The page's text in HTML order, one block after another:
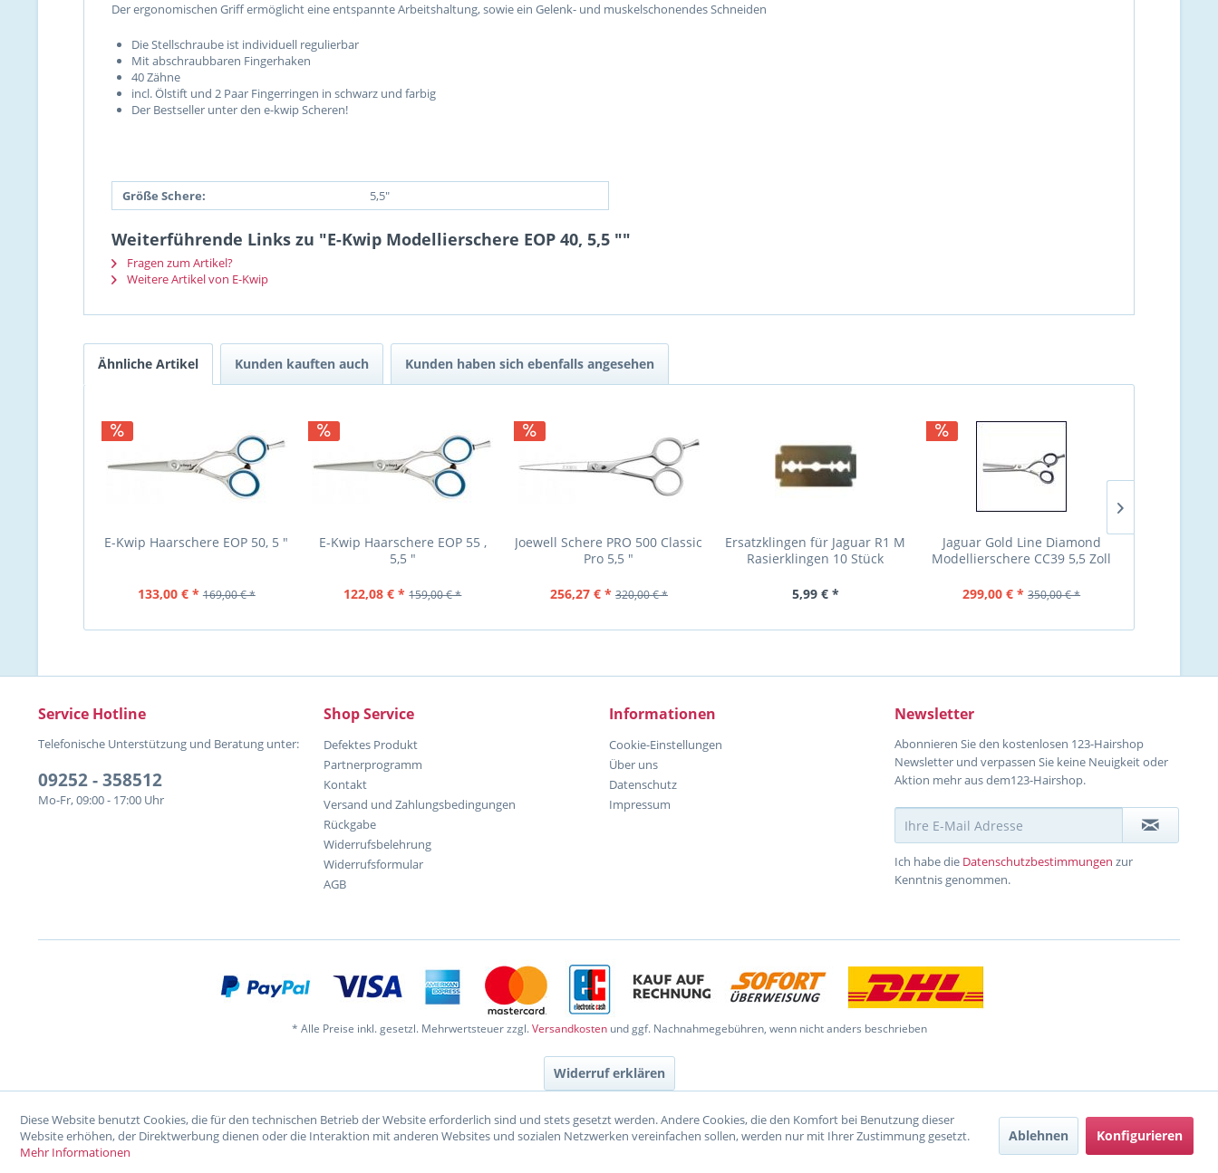
Der ergonomischen Griff ermöglicht eine entspannte Arbeitshaltung, sowie ein Gelenk- und muskelschonendes Schneiden
Die Stellschraube ist individuell regulierbar
Mit abschraubbaren Fingerhaken
40 Zähne
incl. Ölstift und 2 Paar Fingerringen in schwarz und farbig
Der Bestseller unter den e-kwip Scheren!
Größe Schere: 5,5"
Weiterführende Links zu "E-Kwip Modellierschere EOP 40, 5,5 ""
Fragen zum Artikel?
Weitere Artikel von E-Kwip
Ähnliche Artikel Kunden kauften auch Kunden haben sich ebenfalls angesehen
E-Kwip Haarschere EOP 50, 5 "
133,00 € * 169,00 € *
E-Kwip Haarschere EOP 55 ,
5,5 "
122,08 € * 159,00 € *
Joewell Schere PRO 500 Classic
Pro 5,5 "
256,27 € * 320,00 € *
Ersatzklingen für Jaguar R1 M
Rasierklingen 10 Stück
5,99 € *
Jaguar Gold Line Diamond
Modellierschere CC39 5,5 Zoll
299,00 € * 350,00 € *
Service Hotline
Telefonische Unterstützung und Beratung unter:
09252 - 358512
Mo-Fr, 09:00 - 17:00 Uhr
Shop Service
Defektes Produkt
Partnerprogramm
Kontakt
Versand und Zahlungsbedingungen
Rückgabe
Widerrufsbelehrung
Widerrufsformular
AGB
Informationen
Cookie-Einstellungen
Über uns
Datenschutz
Impressum
Newsletter
Abonnieren Sie den kostenlosen 123-Hairshop
Newsletter und verpassen Sie keine Neuigkeit oder
Aktion mehr aus dem123-Hairshop.
Ich habe die Datenschutzbestimmungen zur
Kenntnis genommen.
* Alle Preise inkl. gesetzl. Mehrwertsteuer zzgl.Versandkostenund ggf. Nachnahmegebühren, wenn nicht anders beschrieben
Widerruf erklären
Diese Website benutzt Cookies, die für den technischen Betrieb der Website erforderlich sind und stets gesetzt werden. Andere Cookies, die den Komfort bei Benutzung dieser
Website erhöhen, der Direktwerbung dienen oder die Interaktion mit anderen Websites und sozialen Netzwerken vereinfachen sollen, werden nur mit Ihrer Zustimmung gesetzt.
Mehr Informationen
Ablehnen Konfigurieren